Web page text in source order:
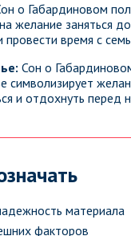
о Габардиновом
желание заняться
провести время с
Сон о
символизирует
и отдохнуть перед
материала
факторов